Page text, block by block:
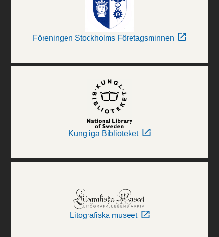
Föreningen Stockholms Företagsminnen
Kungliga Biblioteket
Litografiska museet